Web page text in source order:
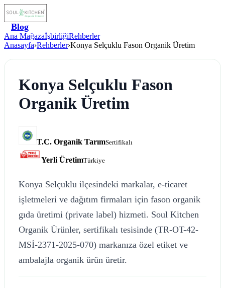
Blog
Ana MağazaİşbirliğiRehberler
Anasayfa›Rehberler›Konya Selçuklu Fason Organik Üretim
Konya Selçuklu Fason
Organik Üretim
T.C. Organik TarımSertifikalı
Yerli ÜretimTürkiye
Konya Selçuklu ilçesindeki markalar, e-ticaret
işletmeleri ve dağıtım firmaları için fason organik
gıda üretimi (private label) hizmeti. Soul Kitchen
Organik Ürünler, sertifikalı tesisinde (TR-OT-42-
MSİ-2371-2025-070) markanıza özel etiket ve
ambalajla organik ürün üretir.